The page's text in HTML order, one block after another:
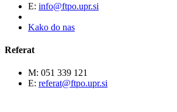
E: info@ftpo.upr.si
Kako do nas
Referat
M: 051 339 121
E: referat@ftpo.upr.si